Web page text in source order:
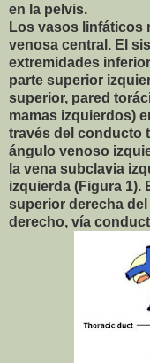
en la pelvis.
Los vasos linfáticos
venosa central. El
extremidades
parte superior
superior, pared
mamas izquierdos)
través del conducto
ángulo venoso
la vena subclavia
izquierda (Figura 1).
superior derecha
derecho, vía